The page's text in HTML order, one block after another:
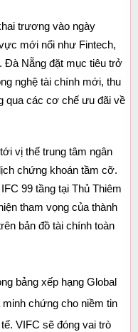
trương vào ngày
mới nổi như Fintech,
Đà Nẵng đặt mục tiêu trở
nghệ tài chính mới, thu
qua các cơ chế ưu đãi về
vị thế trung tâm ngân
chứng khoán tầm cỡ.
99 tầng tại Thủ Thiêm
tham vọng của thành
bản đồ tài chính toàn
bảng xếp hạng Global
minh chứng cho niềm tin
VIFC sẽ đóng vai trò